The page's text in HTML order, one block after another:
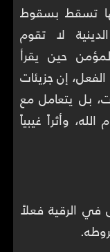
تسقط بسقوط
لا تقوم
حين يقرأ
إن جزيئات
بل يتعامل مع
وأثراً غيبياً
الرقية فعلاً